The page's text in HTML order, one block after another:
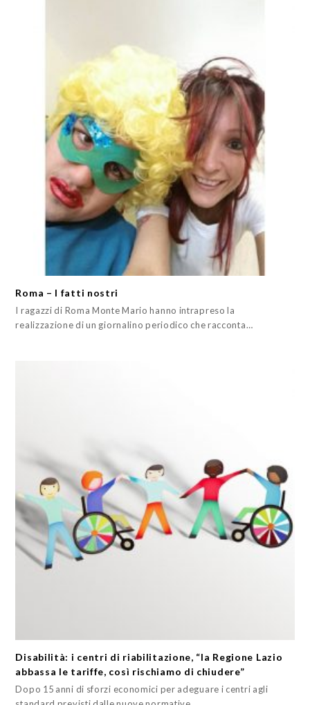
Roma – I fatti nostri
I ragazzi di Roma Monte Mario hanno intrapreso la
realizzazione di un giornalino periodico che racconta…
Disabilità: i centri di riabilitazione, “la Regione Lazio
abbassa le tariffe, così rischiamo di chiudere”
Dopo 15 anni di sforzi economici per adeguare i centri agli